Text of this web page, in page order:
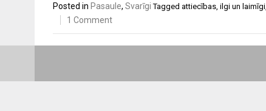
Posted in Pasaule, Svarīgi Tagged attiecības ilgi un laimīgi
1 Comment